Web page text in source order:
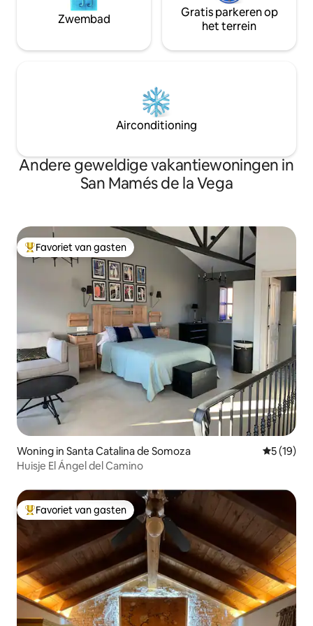
Zwembad
Gratis parkeren op
het terrein
Airconditioning
Andere geweldige vakantiewoningen in
San Mamés de la Vega
Topfavoriet van gasten
Favoriet van gasten
Woning in Santa Catalina de Somoza
5 (19)
Huisje El Ángel del Camino
Topfavoriet van gasten
Favoriet van gasten